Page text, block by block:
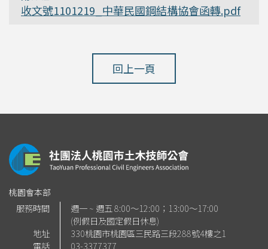
收文號1101219_中華民國鋼結構協會函轉.pdf
回上一頁
桃園會本部
服務時間
週一 ~ 週五 8:00～12:00；13:00～17:00
(例假日及國定假日休息)
地址
330桃園市桃園區三民路三段288號4樓之1
電話
03-3377377